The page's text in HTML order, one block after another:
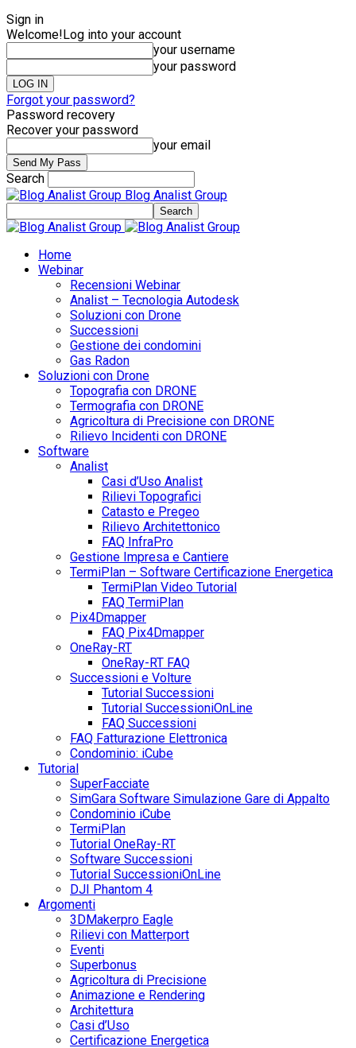
Sign in
Welcome!Log into your account
your username
your password
Forgot your password?
Password recovery
Recover your password
your email
Search
Blog Analist Group
Home
Webinar
Recensioni Webinar
Analist – Tecnologia Autodesk
Soluzioni con Drone
Successioni
Gestione dei condomini
Gas Radon
Soluzioni con Drone
Topografia con DRONE
Termografia con DRONE
Agricoltura di Precisione con DRONE
Rilievo Incidenti con DRONE
Software
Analist
Casi d’Uso Analist
Rilievi Topografici
Catasto e Pregeo
Rilievo Architettonico
FAQ InfraPro
Gestione Impresa e Cantiere
TermiPlan – Software Certificazione Energetica
TermiPlan Video Tutorial
FAQ TermiPlan
Pix4Dmapper
FAQ Pix4Dmapper
OneRay-RT
OneRay-RT FAQ
Successioni e Volture
Tutorial Successioni
Tutorial SuccessioniOnLine
FAQ Successioni
FAQ Fatturazione Elettronica
Condominio: iCube
Tutorial
SuperFacciate
SimGara Software Simulazione Gare di Appalto
Condominio iCube
TermiPlan
Tutorial OneRay-RT
Software Successioni
Tutorial SuccessioniOnLine
DJI Phantom 4
Argomenti
3DMakerpro Eagle
Rilievi con Matterport
Eventi
Superbonus
Agricoltura di Precisione
Animazione e Rendering
Architettura
Casi d’Uso
Certificazione Energetica